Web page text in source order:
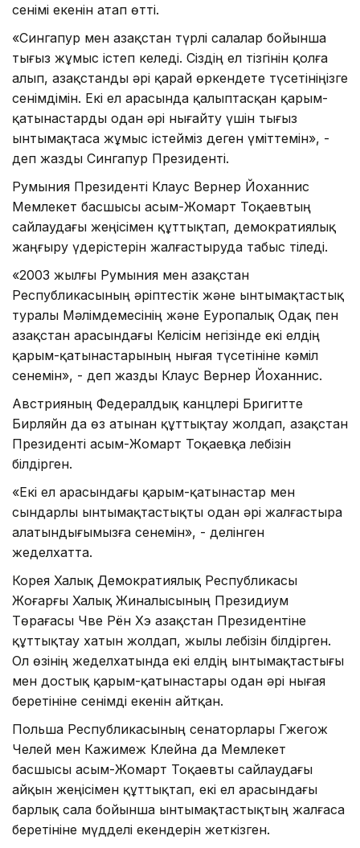
сенімі екенін атап өтті.
«Сингапур мен Қазақстан түрлі салалар бойынша
тығыз жұмыс істеп келеді. Сіздің ел тізгінін қолға
алып, Қазақстанды әрі қарай өркендете түсетініңізге
сенімдімін. Екі ел арасында қалыптасқан қарым-
қатынастарды одан әрі нығайту үшін тығыз
ынтымақтаса жұмыс істейміз деген үміттемін», -
деп жазды Сингапур Президенті.
Румыния Президенті Клаус Вернер Йоханнис
Мемлекет басшысы Қасым-Жомарт Тоқаевтың
сайлаудағы жеңісімен құттықтап, демократиялық
жаңғыру үдерістерін жалғастыруда табыс тіледі.
«2003 жылғы Румыния мен Қазақстан
Республикасының әріптестік және ынтымақтастық
туралы Мәлімдемесінің және Еуропалық Одақ пен
Қазақстан арасындағы Келісім негізінде екі елдің
қарым-қатынастарының нығая түсетініне кәміл
сенемін», - деп жазды Клаус Вернер Йоханнис.
Австрияның Федералдық канцлері Бригитте
Бирляйн да өз атынан құттықтау жолдап, Қазақстан
Президенті Қасым-Жомарт Тоқаевқа лебізін
білдірген.
«Екі ел арасындағы қарым-қатынастар мен
сындарлы ынтымақтастықты одан әрі жалғастыра
алатындығымызға сенемін», - делінген
жеделхатта.
Корея Халық Демократиялық Республикасы
Жоғарғы Халық Жиналысының Президиум
Төрағасы Чве Рён Хэ Қазақстан Президентіне
құттықтау хатын жолдап, жылы лебізін білдірген.
Ол өзінің жеделхатында екі елдің ынтымақтастығы
мен достық қарым-қатынастары одан әрі нығая
беретініне сенімді екенін айтқан.
Польша Республикасының сенаторлары Гжегож
Челей мен Кажимеж Клейна да Мемлекет
басшысы Қасым-Жомарт Тоқаевты сайлаудағы
айқын жеңісімен құттықтап, екі ел арасындағы
барлық сала бойынша ынтымақтастықтың жалғаса
беретініне мүдделі екендерін жеткізген.